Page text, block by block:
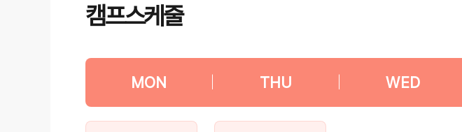
캠프스케줄
MON THU WED